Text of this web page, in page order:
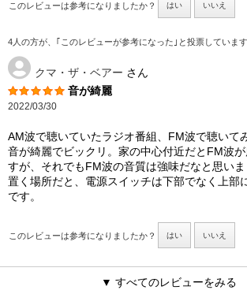
このレビューは参考になりましたか？ はい いいえ
4人の方が、｢このレビューが参考になった｣と投票しています
クマ・ザ・ベアー さん
音が綺麗
2022/03/30
AM波で聴いていたラジオ番組、FM波で聴いて
音が綺麗でビックリ。家の中心付近だとFM波
すが、それでもFM波の音質は強味だなと思い
置く場所だと、電源スイッチは下部でなく上部
です。
このレビューは参考になりましたか？ はい いいえ
▼ すべてのレビューをみる